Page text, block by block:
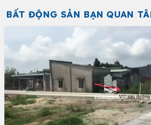
BẤT ĐỘNG SẢN BẠN QUAN